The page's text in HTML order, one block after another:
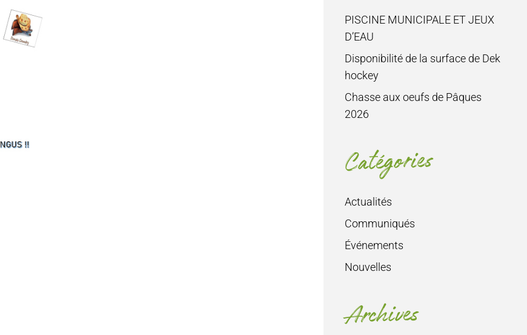
PISCINE MUNICIPALE ET JEUX
D’EAU
Disponibilité de la surface de Dek
hockey
Chasse aux oeufs de Pâques
2026
Catégories
Actualités
Communiqués
Événements
Nouvelles
Archives